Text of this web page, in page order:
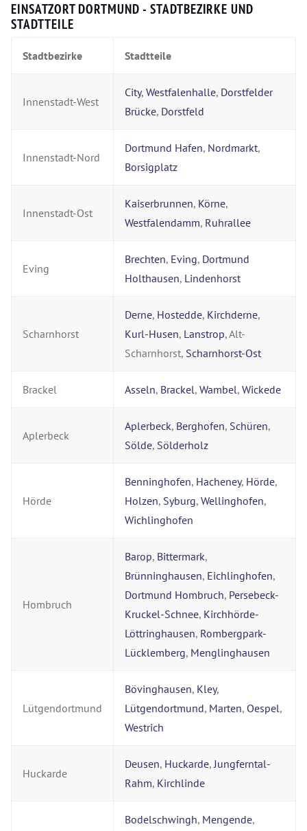
EINSATZORT DORTMUND - STADTBEZIRKE UND
STADTTEILE
Stadtbezirke Stadtteile
Innenstadt-West
City, Westfalenhalle, Dorstfelder
Brücke, Dorstfeld
Innenstadt-Nord
Dortmund Hafen, Nordmarkt,
Borsigplatz
Innenstadt-Ost
Kaiserbrunnen, Körne,
Westfalendamm, Ruhrallee
Eving
Brechten, Eving, Dortmund
Holthausen, Lindenhorst
Scharnhorst
Derne, Hostedde, Kirchderne,
Kurl-Husen, Lanstrop, Alt-
Scharnhorst, Scharnhorst-Ost
Brackel Asseln, Brackel, Wambel, Wickede
Aplerbeck
Aplerbeck, Berghofen, Schüren,
Sölde, Sölderholz
Hörde
Benninghofen, Hacheney, Hörde,
Holzen, Syburg, Wellinghofen,
Wichlinghofen
Hombruch
Barop, Bittermark,
Brünninghausen, Eichlinghofen,
Dortmund Hombruch, Persebeck-
Kruckel-Schnee, Kirchhörde-
Löttringhausen, Rombergpark-
Lücklemberg, Menglinghausen
Lütgendortmund
Bövinghausen, Kley,
Lütgendortmund, Marten, Oespel,
Westrich
Huckarde
Deusen, Huckarde,Jungferntal-
Rahm, Kirchlinde
Bodelschwingh, Mengende,